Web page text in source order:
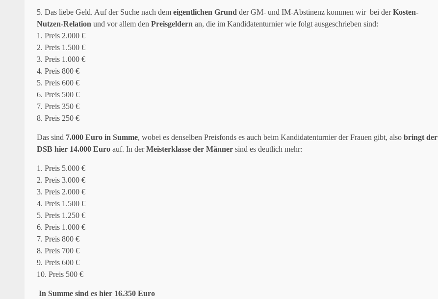
5. Das liebe Geld. Auf der Suche nach dem eigentlichen Grund der GM- und IM-Abstinenz kommen wir bei derKosten-
Nutzen-Relation und vor allem den Preisgeldern an, die im Kandidatenturnier wie folgt ausgeschrieben sind:
1. Preis 2.000 €
2. Preis 1.500 €
3. Preis 1.000 €
4. Preis 800 €
5. Preis 600 €
6. Preis 500 €
7. Preis 350 €
8. Preis 250 €
Das sind 7.000 Euro in Summe, wobei es denselben Preisfonds es auch beim Kandidatenturnier der Frauen gibt, also bringt der
DSB hier 14.000 Euro auf. In derMeisterklasse der Männer sind es deutlich mehr:
1. Preis 5.000 €
2. Preis 3.000 €
3. Preis 2.000 €
4. Preis 1.500 €
5. Preis 1.250 €
6. Preis 1.000 €
7. Preis 800 €
8. Preis 700 €
9. Preis 600 €
10. Preis 500 €
In Summe sind es hier 16.350 Euro